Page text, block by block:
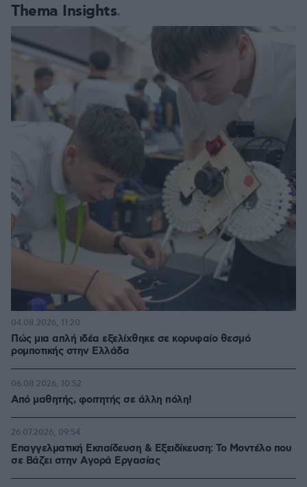
Thema Insights
Πώς μια απλή ιδέα εξελίχθηκε σε κορυφαίο θεσμό
ρομποτικής στην Ελλάδα
04.08.2026, 11:20
Από μαθητής, φοιτητής σε άλλη πόλη!
06.08.2026, 10:52
Επαγγελματική Εκπαίδευση & Εξειδίκευση: Το Mοντέλο που
σε Bάζει στην Aγορά Eργασίας
26.07.2026, 09:54